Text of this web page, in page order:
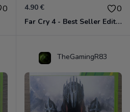
0 4.90 € 0
Far Cry 4 - Best Seller Edition Xbox 360
TheGamingR83